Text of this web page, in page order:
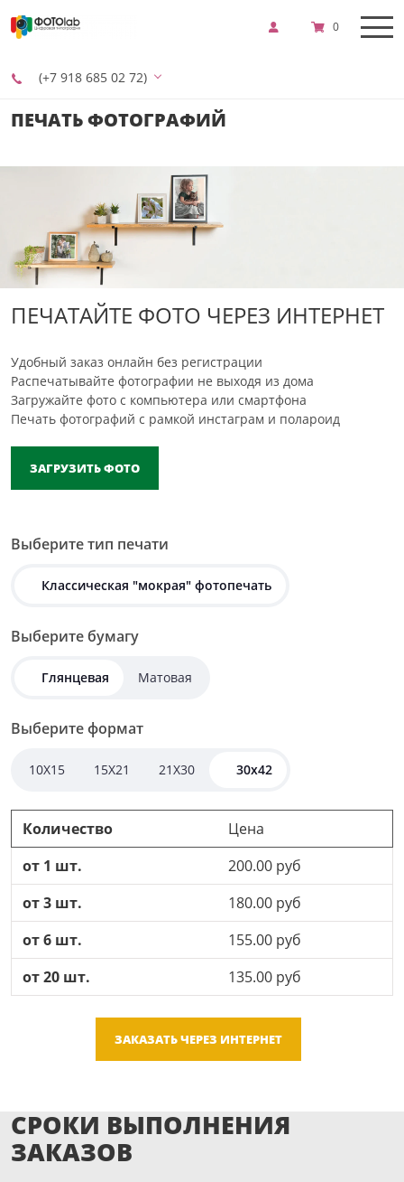
(+7 918 685 02 72)
0
ПЕЧАТЬ ФОТОГРАФИЙ
ПЕЧАТАЙТЕ ФОТО ЧЕРЕЗ ИНТЕРНЕТ
Удобный заказ онлайн без регистрации
Распечатывайте фотографии не выходя из дома
Загружайте фото с компьютера или смартфона
Печать фотографий с рамкой инстаграм и полароид
ЗАГРУЗИТЬ ФОТО
Выберите тип печати
Классическая "мокрая" фотопечать
Выберите бумагу
Глянцевая Матовая
Выберите формат
10X15 15X21 21X30 30х42
Количество
Цена
от 1 шт.
200.00 руб
от 3 шт.
180.00 руб
от 6 шт.
155.00 руб
от 20 шт.
135.00 руб
ЗАКАЗАТЬ ЧЕРЕЗ ИНТЕРНЕТ
СРОКИ ВЫПОЛНЕНИЯ
ЗАКАЗОВ